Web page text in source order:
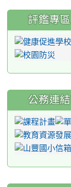
評鑑專區
公務連結